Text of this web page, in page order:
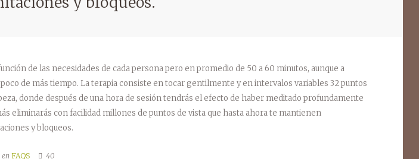
en FAQS 40